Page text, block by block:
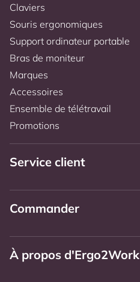
Claviers
Souris ergonomiques
Support ordinateur portable
Bras de moniteur
Marques
Accessoires
Ensemble de télétravail
Promotions
Service client
Commander
À propos d'Ergo2Work